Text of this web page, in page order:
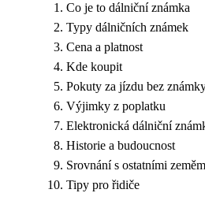
Co je to dálniční známka
Typy dálničních známek
Cena a platnost
Kde koupit
Pokuty za jízdu bez
Výjimky z poplatku
Elektronická dálniční
Historie a budoucnost
Srovnání s ostatními
Tipy pro řidiče